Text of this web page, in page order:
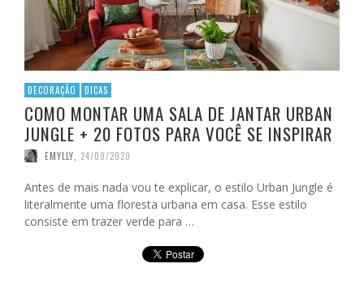
DECORAÇÃO DICAS
COMO MONTAR UMA SALA DE JANTAR URBAN
JUNGLE + 20 FOTOS PARA VOCÊ SE INSPIRAR
EMYLLY 24/09/2020
Antes de mais nada vou te explicar, o estilo Urban Jungle é
literalmente uma floresta urbana em casa. Esse estilo
consiste em trazer verde para …